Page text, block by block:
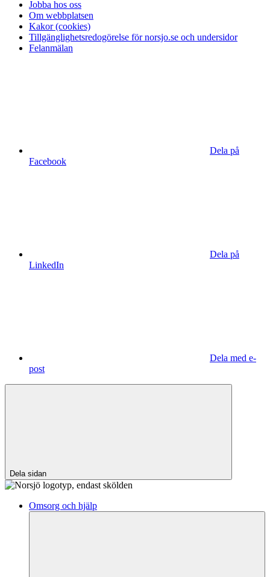
Jobba hos oss
Om webbplatsen
Kakor (cookies)
Tillgänglighetsredogörelse för norsjo.se och undersidor
Felanmälan
Dela på
Facebook
Dela på
LinkedIn
Dela med e-
post
Dela sidan
Omsorg och hjälp